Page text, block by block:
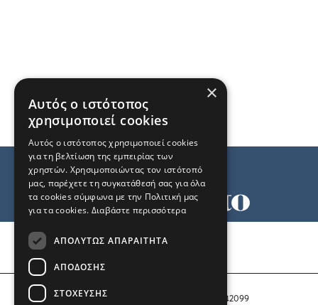
Αριθμός Πιστοποίησης Μ.Η.Τ. 242099
×
Αυτός ο ιστότοπος
χρησιμοποιεί cookies
Αυτός ο ιστότοπος χρησιμοποιεί cookies
για τη βελτίωση της εμπειρίας των
χρηστών. Χρησιμοποιώντας τον ιστότοπό
μας, παρέχετε τη συγκατάθεσή σας για όλα
τα cookies σύμφωνα με την Πολιτική μας
για τα cookies. Διαβάστε περισσότερα
ΑΠΟΛΎΤΩΣ ΑΠΑΡΑΊΤΗΤΑ
ΑΠΌΔΟΣΗΣ
ΣΤΌΧΕΥΣΗΣ